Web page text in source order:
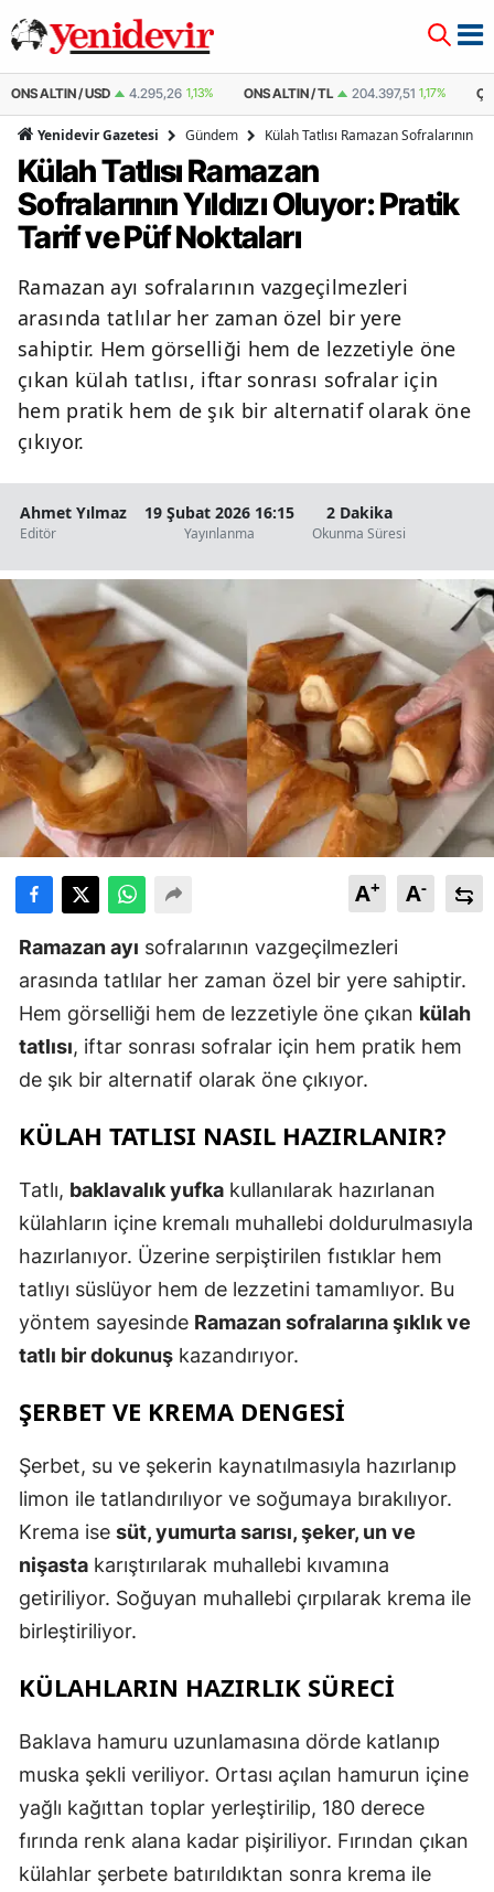
ONS ALTIN / USD 4.295,26 1,13% ONS ALTIN / TL 204.397,51 1,17%
Yenidevir Gazetesi Gündem Külah Tatlısı Ramazan Sofralarının
Külah Tatlısı Ramazan
Sofralarının Yıldızı Oluyor: Pratik
Tarif ve Püf Noktaları
Ramazan ayı sofralarının vazgeçilmezleri
arasında tatlılar her zaman özel bir yere
sahiptir. Hem görselliği hem de lezzetiyle öne
çıkan külah tatlısı, iftar sonrası sofralar için
hem pratik hem de şık bir alternatif olarak öne
çıkıyor.
Ahmet Yılmaz
Editör
19 Şubat 2026 16:15
Yayınlanma
2 Dakika
Okunma Süresi
A+ A-
Ramazan ayı sofralarının vazgeçilmezleri
arasında tatlılar her zaman özel bir yere sahiptir.
Hem görselliği hem de lezzetiyle öne çıkan külah
tatlısı, iftar sonrası sofralar için hem pratik hem
de şık bir alternatif olarak öne çıkıyor.
KÜLAH TATLISI NASIL HAZIRLANIR?
Tatlı, baklavalık yufka kullanılarak hazırlanan
külahların içine kremalı muhallebi doldurulmasıyla
hazırlanıyor. Üzerine serpiştirilen fıstıklar hem
tatlıyı süslüyor hem de lezzetini tamamlıyor. Bu
yöntem sayesinde Ramazan sofralarına şıklık ve
tatlı bir dokunuş kazandırıyor.
ŞERBET VE KREMA DENGESI
Şerbet, su ve şekerin kaynatılmasıyla hazırlanıp
limon ile tatlandırılıyor ve soğumaya bırakılıyor.
Krema ise süt, yumurta sarısı, şeker, un ve
nişasta karıştırılarak muhallebi kıvamına
getiriliyor. Soğuyan muhallebi çırpılarak krema ile
birleştiriliyor.
KÜLAHLARIN HAZIRLIK SÜRECI
Baklava hamuru uzunlamasına dörde katlanıp
muska şekli veriliyor. Ortası açılan hamurun içine
yağlı kağıttan toplar yerleştirilip, 180 derece
fırında renk alana kadar pişiriliyor. Fırından çıkan
külahlar şerbete batırıldıktan sonra krema ile